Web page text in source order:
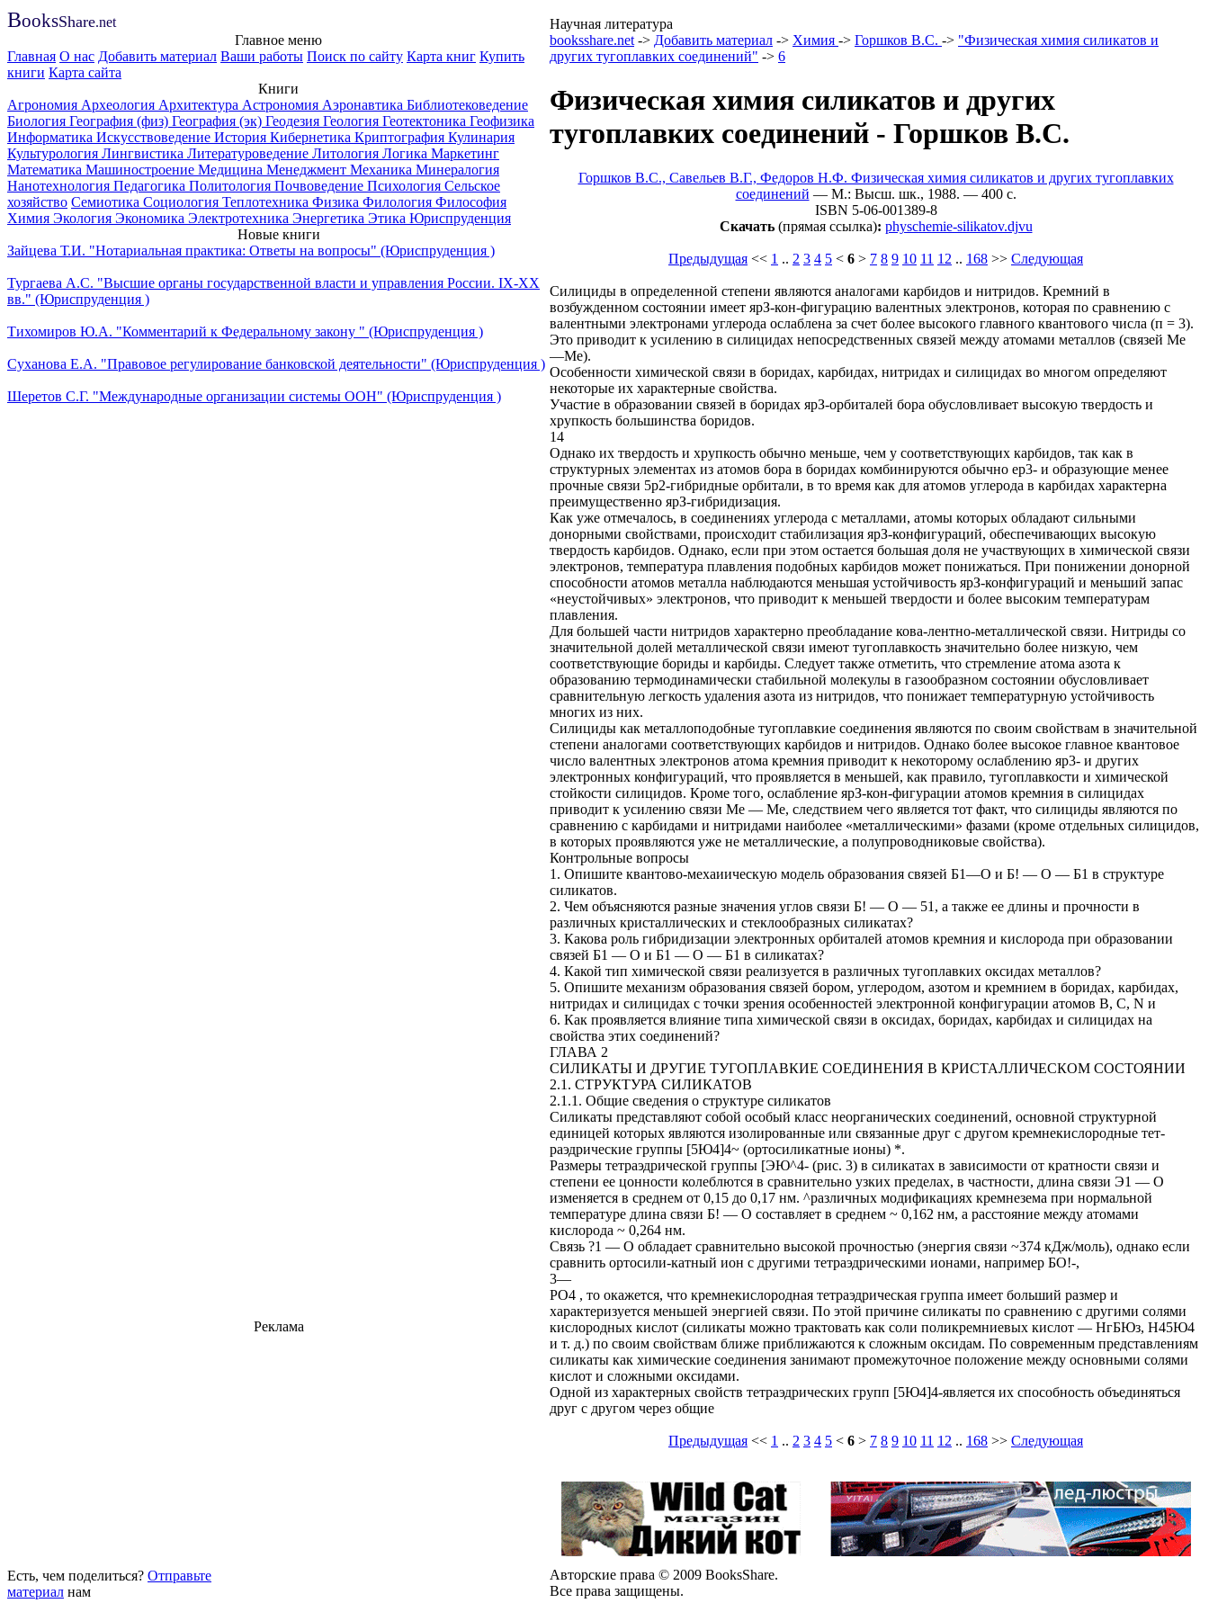
BooksShare.net
Научная литература
Главное меню
Главная О нас Добавить материал Ваши работы Поиск по сайту Карта книг Купить
книги Карта сайта
Книги
Агрономия Археология Архитектура Астрономия Аэронавтика Библиотековедение
Биология География (физ) География (эк) Геодезия Геология Геотектоника Геофизика
Информатика Искусствоведение История Кибернетика Криптография Кулинария
Культурология Лингвистика Литературоведение Литология Логика Маркетинг
Математика Машиностроение Медицина Менеджмент Механика Минералогия
Нанотехнология Педагогика Политология Почвоведение Психология Сельское
хозяйство Семиотика Социология Теплотехника Физика Филология Философия
Химия Экология Экономика Электротехника Энергетика Этика Юриспруденция
Новые книги
Зайцева Т.И. "Нотариальная практика: Ответы на вопросы" (Юриспруденция )
Тургаева А.С. "Высшие органы государственной власти и управления России. IХ-ХХ
вв." (Юриспруденция )
Тихомиров Ю.А. "Комментарий к Федеральному закону " (Юриспруденция )
Суханова Е.А. "Правовое регулирование банковской деятельности" (Юриспруденция )
Шеретов С.Г. "Международные организации системы ООН" (Юриспруденция )
booksshare.net -> Добавить материал -> Химия -> Горшков В.С. -> "Физическая химия силикатов и
других тугоплавких соединений" -> 6
Физическая химия силикатов и других
тугоплавких соединений - Горшков В.С.
Горшков В.С., Савельев В.Г., Федоров Н.Ф. Физическая химия силикатов и других тугоплавких
соединений — М.: Высш. шк., 1988. — 400 c.
ISBN 5-06-001389-8
Скачать(прямая ссылка): physchemie-silikatov.djvu
Предыдущая << 1 .. 2 3 4 5 < 6 > 7 8 9 10 11 12 .. 168 >> Следующая
Силициды в определенной степени являются аналогами карбидов и нитридов. Кремний в
возбужденном состоянии имеет ярЗ-кон-фигурацию валентных электронов, которая по сравнению с
валентными электронами углерода ослаблена за счет более высокого главного квантового числа (п = 3).
Это приводит к усилению в силицидах непосредственных связей между атомами металлов (связей Ме
—Ме).
Особенности химической связи в боридах, карбидах, нитридах и силицидах во многом определяют
некоторые их характерные свойства.
Участие в образовании связей в боридах ярЗ-орбиталей бора обусловливает высокую твердость и
хрупкость большинства боридов.
14
Однако их твердость и хрупкость обычно меньше, чем у соответствующих карбидов, так как в
структурных элементах из атомов бора в боридах комбинируются обычно ер3- и образующие менее
прочные связи 5р2-гибридные орбитали, в то время как для атомов углерода в карбидах характерна
преимущественно ярЗ-гибридизация.
Как уже отмечалось, в соединениях углерода с металлами, атомы которых обладают сильными
донорными свойствами, происходит стабилизация ярЗ-конфигураций, обеспечивающих высокую
твердость карбидов. Однако, если при этом остается большая доля не участвующих в химической связи
электронов, температура плавления подобных карбидов может понижаться. При понижении донорной
способности атомов металла наблюдаются меньшая устойчивость ярЗ-конфигураций и меньший запас
«неустойчивых» электронов, что приводит к меньшей твердости и более высоким температурам
плавления.
Для большей части нитридов характерно преобладание кова-лентно-металлической связи. Нитриды со
значительной долей металлической связи имеют тугоплавкость значительно более низкую, чем
соответствующие бориды и карбиды. Следует также отметить, что стремление атома азота к
образованию термодинамически стабильной молекулы в газообразном состоянии обусловливает
сравнительную легкость удаления азота из нитридов, что понижает температурную устойчивость
многих из них.
Силициды как металлоподобные тугоплавкие соединения являются по своим свойствам в значительной
степени аналогами соответствующих карбидов и нитридов. Однако более высокое главное квантовое
число валентных электронов атома кремния приводит к некоторому ослаблению яр3- и других
электронных конфигураций, что проявляется в меньшей, как правило, тугоплавкости и химической
стойкости силицидов. Кроме того, ослабление ярЗ-кон-фигурации атомов кремния в силицидах
приводит к усилению связи Ме — Ме, следствием чего является тот факт, что силициды являются по
сравнению с карбидами и нитридами наиболее «металлическими» фазами (кроме отдельных силицидов,
в которых проявляются уже не металлические, а полупроводниковые свойства).
Контрольные вопросы
1. Опишите квантово-мехаиическую модель образования связей Б1—О и Б! — О — Б1 в структуре
силикатов.
2. Чем объясняются разные значения углов связи Б! — О — 51, а также ее длины и прочности в
различных кристаллических и стеклообразных силикатах?
3. Какова роль гибридизации электронных орбиталей атомов кремния и кислорода при образовании
связей Б1 — О и Б1 — О — Б1 в силикатах?
4. Какой тип химической связи реализуется в различных тугоплавких оксидах металлов?
5. Опишите механизм образования связей бором, углеродом, азотом и кремнием в боридах, карбидах,
нитридах и силицидах с точки зрения особенностей электронной конфигурации атомов В, С, N и
6. Как проявляется влияние типа химической связи в оксидах, боридах, карбидах и силицидах на
свойства этих соединений?
ГЛАВА 2
СИЛИКАТЫ И ДРУГИЕ ТУГОПЛАВКИЕ СОЕДИНЕНИЯ В КРИСТАЛЛИЧЕСКОМ СОСТОЯНИИ
2.1. СТРУКТУРА СИЛИКАТОВ
2.1.1. Общие сведения о структуре силикатов
Силикаты представляют собой особый класс неорганических соединений, основной структурной
единицей которых являются изолированные или связанные друг с другом кремнекислородные тет-
раэдрические группы [5Ю4]4~ (ортосиликатные ионы) *.
Размеры тетраэдрической группы [ЭЮ^4- (рис. 3) в силикатах в зависимости от кратности связи и
степени ее цонности колеблются в сравнительно узких пределах, в частности, длина связи Э1 — О
изменяется в среднем от 0,15 до 0,17 нм. ^различных модификациях кремнезема при нормальной
температуре длина связи Б! — О составляет в среднем ~ 0,162 нм, а расстояние между атомами
кислорода ~ 0,264 нм.
Связь ?1 — О обладает сравнительно высокой прочностью (энергия связи ~374 кДж/моль), однако если
сравнить ортосили-катный ион с другими тетраэдрическими ионами, например БО!-,
3—
РО4 , то окажется, что кремнекислородная тетраэдрическая группа имеет больший размер и
характеризуется меньшей энергией связи. По этой причине силикаты по сравнению с другими солями
кислородных кислот (силикаты можно трактовать как соли поликремниевых кислот — НгБЮз, Н45Ю4
и т. д.) по своим свойствам ближе приближаются к сложным оксидам. По современным представлениям
силикаты как химические соединения занимают промежуточное положение между основными солями
кислот и сложными оксидами.
Одной из характерных свойств тетраэдрических групп [5Ю4]4-является их способность объединяться
друг с другом через общие
Предыдущая << 1 .. 2 3 4 5 < 6 > 7 8 9 10 11 12 .. 168 >> Следующая
Реклама
Есть, чем поделиться? Отправьте
материал нам
Авторские права © 2009 BooksShare.
Все права защищены.